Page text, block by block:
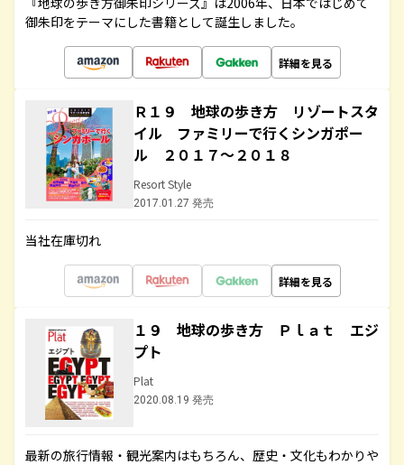
御朱印をテーマにした書籍として誕生しました。
詳細を見る
Ｒ１９ 地球の歩き方 リゾートスタ
イル ファミリーで行くシンガポー
ル ２０１７～２０１８
Resort Style
2017.01.27 発売
当社在庫切れ
詳細を見る
１９ 地球の歩き方 Ｐｌａｔ エジ
プト
Plat
2020.08.19 発売
最新の旅行情報・観光案内はもちろん、歴史・文化もわかりや